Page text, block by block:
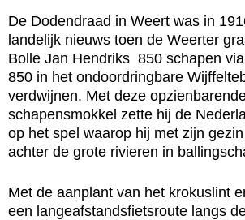
De Dodendraad in Weert was in
landelijk nieuws toen de Weerter
Bolle Jan Hendriks 850 schapen
850 in het ondoordringbare
verdwijnen. Met deze
schapensmokkel zette hij de
op het spel waarop hij met zijn
achter de grote rivieren in
Met de aanplant van het krokuslint
een langeafstandsfietsroute langs